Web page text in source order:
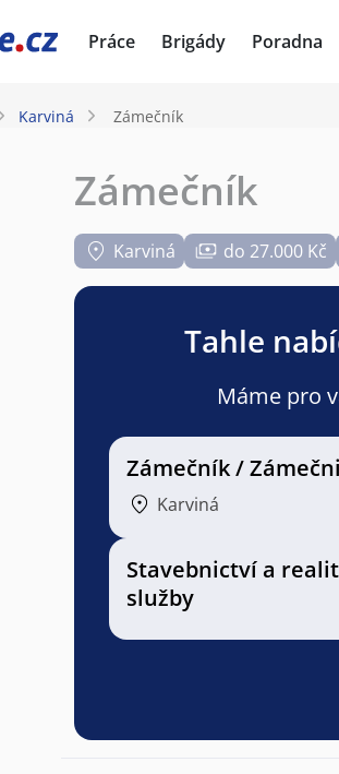
Práce Brigády Poradna
Karviná Zámečník
Zámečník
Karviná do 27.000 Kč
Tahle
Máme pro
Zámečník /
Karviná
Stavebnictví a
služby